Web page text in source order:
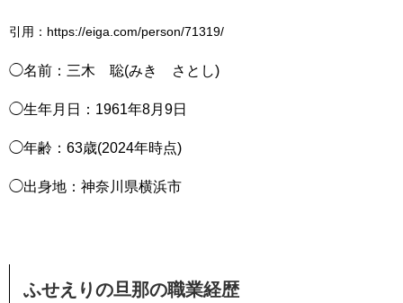
引用：https://eiga.com/person/71319/
◯名前：三木 聡(みき さとし)
◯生年月日：1961年8月9日
◯年齢：63歳(2024年時点)
◯出身地：神奈川県横浜市
ふせえりの旦那の職業経歴